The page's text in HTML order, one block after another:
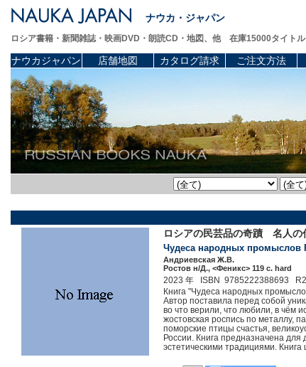
ナウカ・ジャパン
ロシア書籍・新聞雑誌・映画DVD・朗読CD・地図、他 在庫15000タイトル
ナウカジャパン 店舗地図 カタログ請求 ご注文方法
ロシアの民芸品の奇蹟 名人の
Чудеса народных промыслов
Андриевская Ж.В.
Ростов н/Д., <Феникс> 119 c. hard
2023 年 ISBN 9785222388693
Книга "Чудеса народных
Автор поставила перед собой
во что верили, что любили, в чём
жостовская роспись по металлу,
поморские птицы счастья,
России. Книга предназначена для
эстетическими традициями.